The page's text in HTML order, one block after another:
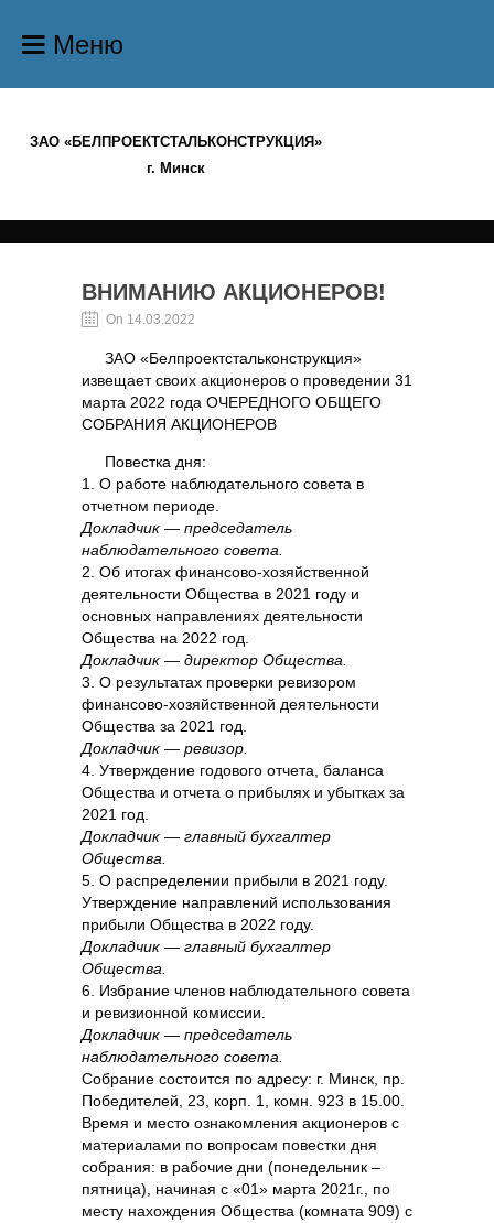
Меню
ЗАО «БЕЛПРОЕКТСТАЛЬКОНСТРУКЦИЯ»
г. Минск
ВНИМАНИЮ АКЦИОНЕРОВ!
On 14.03.2022
ЗАО «Белпроектстальконструкция»
извещает своих акционеров о проведении 31
марта 2022 года ОЧЕРЕДНОГО ОБЩЕГО
СОБРАНИЯ АКЦИОНЕРОВ
Повестка дня:
1. О работе наблюдательного совета в
отчетном периоде.
Докладчик — председатель
наблюдательного совета.
2. Об итогах финансово-хозяйственной
деятельности Общества в 2021 году и
основных направлениях деятельности
Общества на 2022 год.
Докладчик — директор Общества.
3. О результатах проверки ревизором
финансово-хозяйственной деятельности
Общества за 2021 год.
Докладчик — ревизор.
4. Утверждение годового отчета, баланса
Общества и отчета о прибылях и убытках за
2021 год.
Докладчик — главный бухгалтер
Общества.
5. О распределении прибыли в 2021 году.
Утверждение направлений использования
прибыли Общества в 2022 году.
Докладчик — главный бухгалтер
Общества.
6. Избрание членов наблюдательного совета
и ревизионной комиссии.
Докладчик — председатель
наблюдательного совета.
Собрание состоится по адресу: г. Минск, пр.
Победителей, 23, корп. 1, комн. 923 в 15.00.
Время и место ознакомления акционеров с
материалами по вопросам повестки дня
собрания: в рабочие дни (понедельник –
пятница), начиная с «01» марта 2021г., по
месту нахождения Общества (комната 909) с